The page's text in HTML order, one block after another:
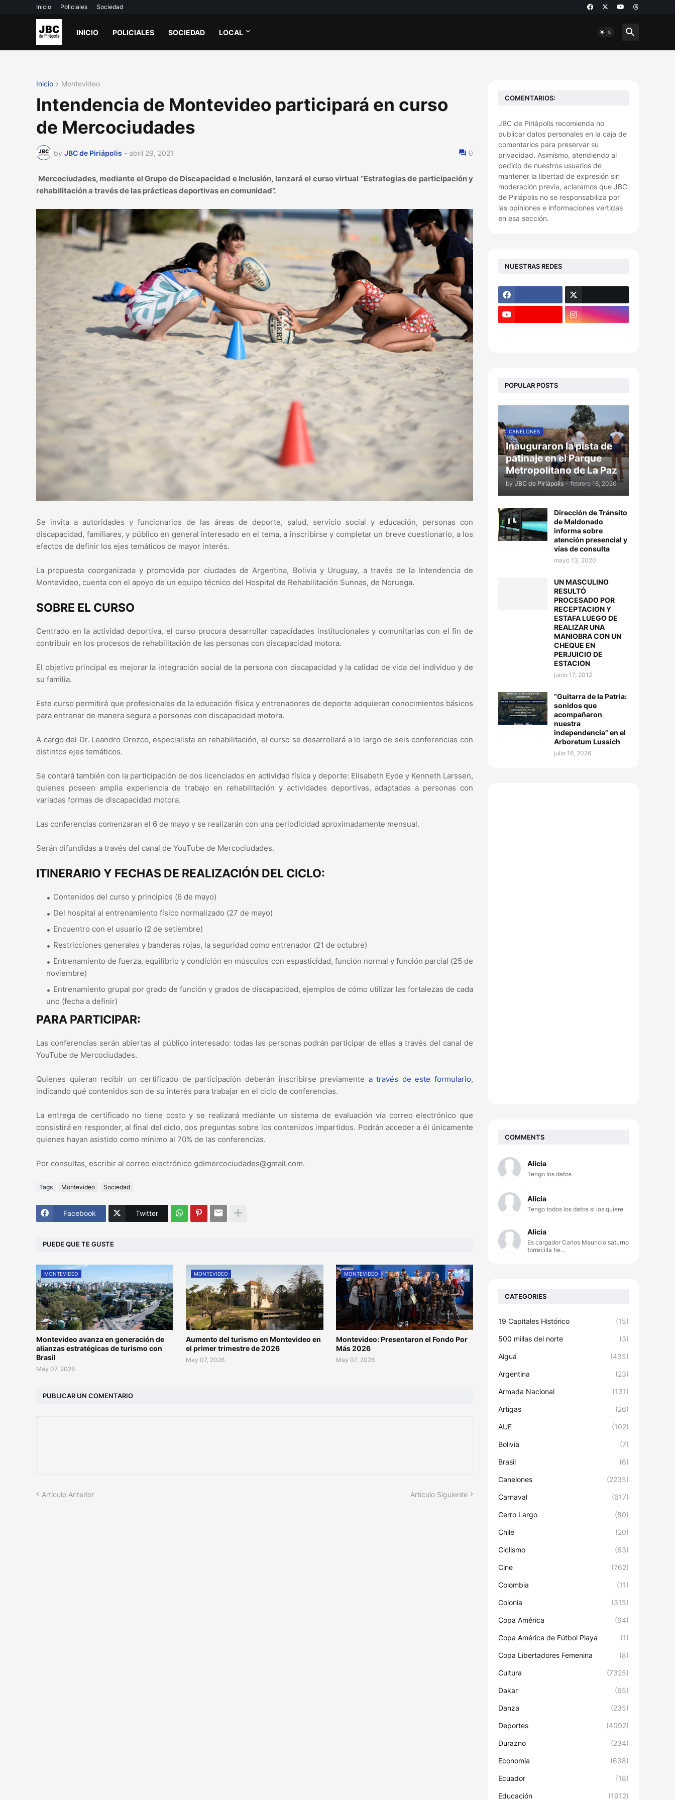
Inicio Policiales Sociedad
INICIO POLICIALES SOCIEDAD LOCAL
Inicio Montevideo
Intendencia de Montevideo participará en curso
de Mercociudades
by JBC de Piriápolis - abril 29, 2021 0
Mercociudades, mediante el Grupo de Discapacidad e Inclusión, lanzará el curso virtual “Estrategias de participación y
rehabilitación a través de las prácticas deportivas en comunidad”.
Se invita a autoridades y funcionarios de las áreas de deporte, salud, servicio social y educación, personas con
discapacidad, familiares, y público en general interesado en el tema, a inscribirse y completar un breve cuestionario, a los
efectos de definir los ejes temáticos de mayor interés.
La propuesta coorganizada y promovida por ciudades de Argentina, Bolivia y Uruguay, a través de la Intendencia de
Montevideo, cuenta con el apoyo de un equipo técnico del Hospital de Rehabilitación Sunnas, de Noruega.
SOBRE EL CURSO
Centrado en la actividad deportiva, el curso procura desarrollar capacidades institucionales y comunitarias con el fin de
contribuir en los procesos de rehabilitación de las personas con discapacidad motora.
El objetivo principal es mejorar la integración social de la persona con discapacidad y la calidad de vida del individuo y de
su familia.
Este curso permitirá que profesionales de la educación física y entrenadores de deporte adquieran conocimientos básicos
para entrenar de manera segura a personas con discapacidad motora.
A cargo del Dr. Leandro Orozco, especialista en rehabilitación, el curso se desarrollará a lo largo de seis conferencias con
distintos ejes temáticos.
Se contará también con la participación de dos licenciados en actividad física y deporte: Elisabeth Eyde y Kenneth Larssen,
quienes poseen amplia experiencia de trabajo en rehabilitación y actividades deportivas, adaptadas a personas con
variadas formas de discapacidad motora.
Las conferencias comenzaran el 6 de mayo y se realizarán con una periodicidad aproximadamente mensual.
Serán difundidas a través del canal de YouTube de Mercociudades.
ITINERARIO Y FECHAS DE REALIZACIÓN DEL CICLO:
Contenidos del curso y principios (6 de mayo)
Del hospital al entrenamiento físico normalizado (27 de mayo)
Encuentro con el usuario (2 de setiembre)
Restricciones generales y banderas rojas, la seguridad como entrenador (21 de octubre)
Entrenamiento de fuerza, equilibrio y condición en músculos con espasticidad, función normal y función parcial (25 de
noviembre)
Entrenamiento grupal por grado de función y grados de discapacidad, ejemplos de cómo utilizar las fortalezas de cada
uno (fecha a definir)
PARA PARTICIPAR:
Las conferencias serán abiertas al público interesado: todas las personas podrán participar de ellas a través del canal de
YouTube de Mercociudades.
Quienes quieran recibir un certificado de participación deberán inscribirse previamente a través de este formulario,
indicando qué contenidos son de su interés para trabajar en el ciclo de conferencias.
La entrega de certificado no tiene costo y se realizará mediante un sistema de evaluación vía correo electrónico que
consistirá en responder, al final del ciclo, dos preguntas sobre los contenidos impartidos. Podrán acceder a él únicamente
quienes hayan asistido como mínimo al 70% de las conferencias.
Por consultas, escribir al correo electrónico gdimercociudades@gmail.com.
Tags Montevideo Sociedad
Facebook Twitter
PUEDE QUE TE GUSTE
MONTEVIDEO
Montevideo avanza en generación de
alianzas estratégicas de turismo con
Brasil
May 07, 2026
MONTEVIDEO
Aumento del turismo en Montevideo en
el primer trimestre de 2026
May 07, 2026
MONTEVIDEO
Montevideo: Presentaron el Fondo Por
Más 2026
May 07, 2026
PUBLICAR UN COMENTARIO
Artículo Anterior Artículo Siguiente
COMENTARIOS:
JBC de Piriápolis recomienda no
publicar datos personales en la caja de
comentarios para preservar su
privacidad. Asimismo, atendiendo al
pedido de nuestros usuarios de
mantener la libertad de expresión sin
moderación previa, aclaramos que JBC
de Piriápolis no se responsabiliza por
las opiniones e informaciones vertidas
en esa sección.
NUESTRAS REDES
POPULAR POSTS
CANELONES
Inauguraron la pista de
patinaje en el Parque
Metropolitano de La Paz
by JBC de Piriápolis - febrero 16, 2020
Dirección de Tránsito
de Maldonado
informa sobre
atención presencial y
vías de consulta
mayo 13, 2020
UN MASCULINO
RESULTÓ
PROCESADO POR
RECEPTACION Y
ESTAFA LUEGO DE
REALIZAR UNA
MANIOBRA CON UN
CHEQUE EN
PERJUICIO DE
ESTACION
junio 17, 2012
“Guitarra de la Patria:
sonidos que
acompañaron
nuestra
independencia” en el
Arboretum Lussich
julio 16, 2026
COMMENTS
Alicia
Tengo los datos
Alicia
Tengo todos los datos si los quiere
Alicia
Es cargador Carlos Mauricio saturno
torrecilla tie...
CATEGORIES
19 Capitales Histórico (15)
500 millas del norte (3)
Aiguá (435)
Argentina (23)
Armada Nacional (131)
Artigas (26)
AUF (102)
Bolivia (7)
Brasil (6)
Canelones (2235)
Carnaval (617)
Cerro Largo (80)
Chile (20)
Ciclismo (63)
Cine (762)
Colombia (11)
Colonia (315)
Copa América (64)
Copa América de Fútbol Playa (1)
Copa Libertadores Femenina (8)
Cultura (7325)
Dakar (65)
Danza (235)
Deportes (4092)
Durazno (234)
Economía (638)
Ecuador (18)
Educación (1912)